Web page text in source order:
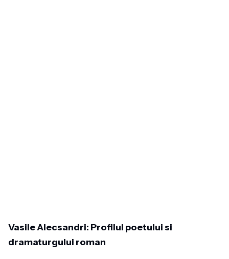
Vasile Alecsandri: Profilul poetului si
dramaturgului roman